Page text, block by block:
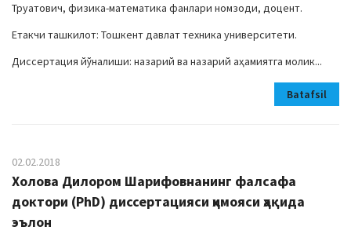
Труатович, физика-математика фанлари номзоди, доцент.
Етакчи ташкилот: Тошкент давлат техника университети.
Диссертация йўналиши: назарий ва назарий аҳамиятга молик...
Batafsil
02.02.2018
Холова Дилором Шарифовнанинг фалсафа
доктори (PhD) диссертацияси ҳимояси ҳақида
эълон